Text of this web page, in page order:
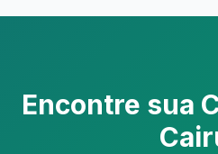
Encontre sua